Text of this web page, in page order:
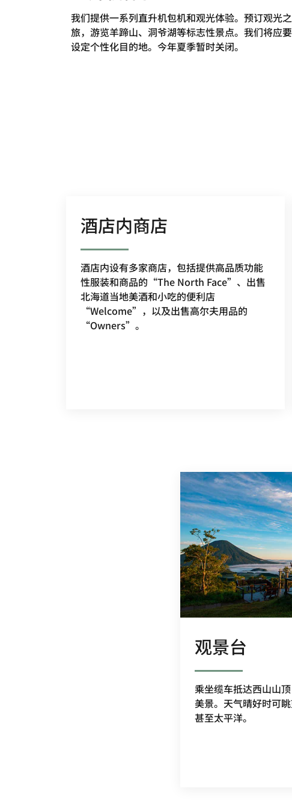
我们提供一系列直升机包机和观光体验。预订观光之
旅，游览羊蹄山、洞爷湖等标志性景点。我们将应
设定个性化目的地。今年夏季暂时关闭。
酒店内商店
酒店内设有多家商店，包括提供高品质功能
性服装和商品的“The North Face”、出售
北海道当地美酒和小吃的便利店
“Welcome”，以及出售高尔夫用品的
“Owners”。
观景台
乘坐缆车抵达西山山
美景。天气晴好时可
甚至太平洋。